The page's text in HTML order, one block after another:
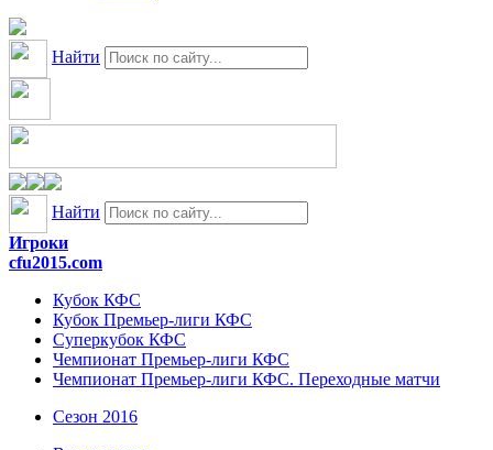
Найти
Найти
Игроки
cfu2015.com
Кубок КФС
Кубок Премьер-лиги КФС
Суперкубок КФС
Чемпионат Премьер-лиги КФС
Чемпионат Премьер-лиги КФС. Переходные матчи
Сезон 2016